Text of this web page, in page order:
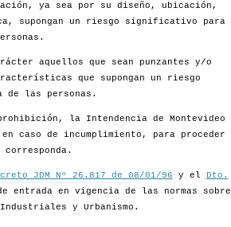
ya sea por su diseño, ubicación,
supongan un riesgo significativo para
aquellos que sean punzantes y/o
que supongan un riesgo
las personas.
la Intendencia de Montevideo
caso de incumplimiento, para proceder
JDM Nº 26.817 de 08/01/96 y el Dto.
entrada en vigencia de las normas sobre
y Urbanismo.